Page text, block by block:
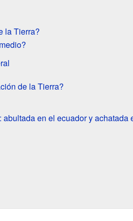
la Tierra?
de la Tierra?
abultada en el ecuador y achatada